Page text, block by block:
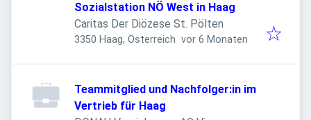
Sozialstation NÖ West in Haag
Caritas Der Diözese St. Pölten
3350 Haag, Österreich Veröffentlicht:
vor 6 Monaten
Teammitglied und Nachfolger:in im
Vertrieb für Haag